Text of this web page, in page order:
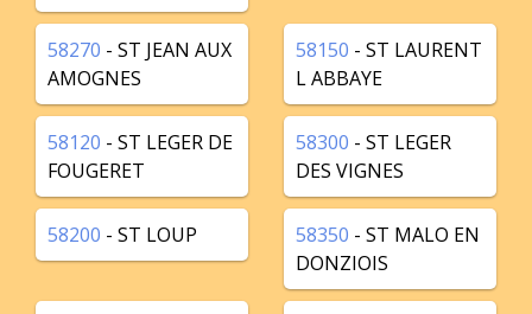
58270 - ST JEAN AUX
AMOGNES
58150 - ST LAURENT
L ABBAYE
58120 - ST LEGER DE
FOUGERET
58300 - ST LEGER
DES VIGNES
58200 - ST LOUP 58350 - ST MALO EN
DONZIOIS